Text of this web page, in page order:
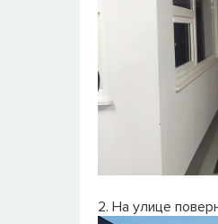
2. На улице